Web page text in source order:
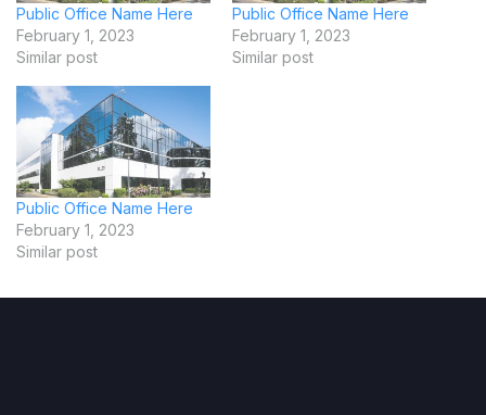
Public Office Name Here
February 1, 2023
Similar post
Public Office Name Here
February 1, 2023
Similar post
Public Office Name Here
February 1, 2023
Similar post